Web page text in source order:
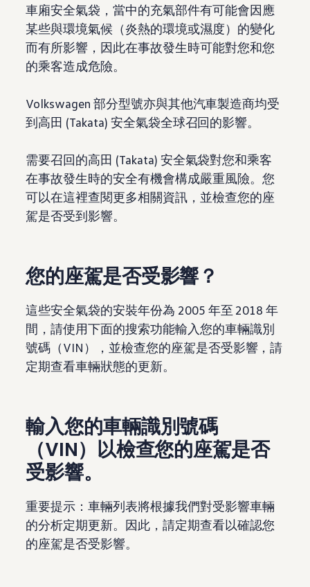
車廂安全氣袋，當中的充氣部件有可能會因應
某些與環境氣候（炎熱的環境或濕度）的變化
而有所影響，因此在事故發生時可能對您和您
的乘客造成危險。
Volkswagen 部分型號亦與其他汽車製造商均受
到高田 (Takata) 安全氣袋全球召回的影響。
需要召回的高田 (Takata) 安全氣袋對您和乘客
在事故發生時的安全有機會構成嚴重風險。您
可以在這裡查閱更多相關資訊，並檢查您的座
駕是否受到影響。
您的座駕是否受影響？
這些安全氣袋的安裝年份為 2005 年至 2018 年
間，請使用下面的搜索功能輸入您的車輛識別
號碼（VIN），並檢查您的座駕是否受影響，請
定期查看車輛狀態的更新。
輸入您的車輛識別號碼
（VIN）以檢查您的座駕是否
受影響。
重要提示：車輛列表將根據我們對受影響車輛
的分析定期更新。因此，請定期查看以確認您
的座駕是否受影響。